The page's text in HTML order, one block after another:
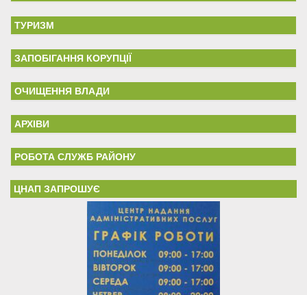
ТУРИЗМ
ЗАПОБІГАННЯ КОРУПЦІЇ
ОЧИЩЕННЯ ВЛАДИ
АРХІВИ
РОБОТА СЛУЖБ РАЙОНУ
ЦНАП ЗАПРОШУЄ